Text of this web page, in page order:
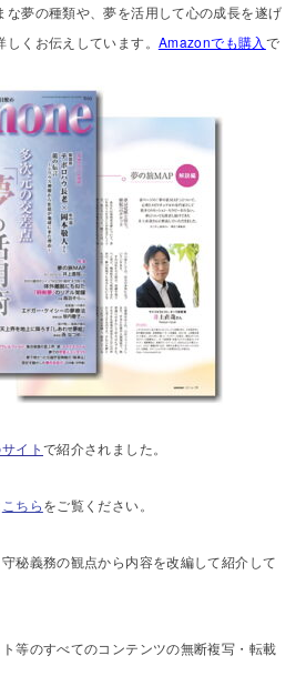
な夢の種類や、夢を活用して心の成長を遂げ
くお伝えしています。 Amazonでも購入 で
イトで紹介されました。
こちらをご覧ください。
秘義務の観点から内容を改編して紹介して
等のすべてのコンテンツの無断複写・転載